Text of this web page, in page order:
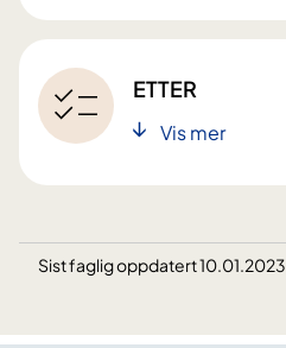
ETTER
Vis mer
Sist faglig oppdatert 10.01.2023